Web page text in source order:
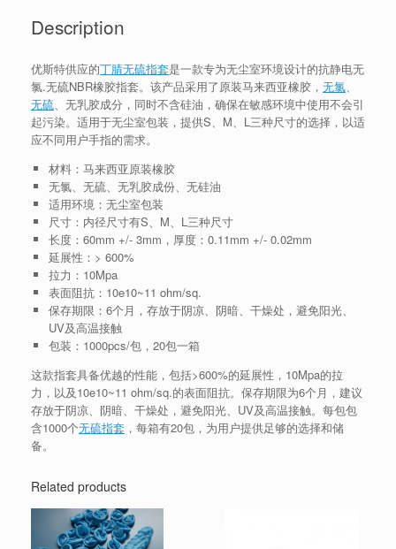
Description
优斯特供应的丁腈无硫指套是一款专为无尘室环境设计的抗静电无
氯.无硫NBR橡胶指套。该产品采用了原装马来西亚橡胶， 无氯、
无硫、无乳胶成分，同时不含硅油，确保在敏感环境中使用不会引
起污染。适用于无尘室包装，提供S、M、L三种尺寸的选择，以适
应不同用户手指的需求。
材料：马来西亚原装橡胶
无氯、无硫、无乳胶成份、无硅油
适用环境：无尘室包装
尺寸：内径尺寸有S、M、L三种尺寸
长度：60mm +/- 3mm，厚度：0.11mm +/- 0.02mm
延展性：> 600%
拉力：10Mpa
表面阻抗：10e10~11 ohm/sq.
保存期限：6个月，存放于阴凉、阴暗、干燥处，避免阳光、
UV及高温接触
包装：1000pcs/包，20包一箱
这款指套具备优越的性能，包括>600%的延展性，10Mpa的拉
力，以及10e10~11 ohm/sq.的表面阻抗。保存期限为6个月，建议
存放于阴凉、阴暗、干燥处，避免阳光、UV及高温接触。每包包
含1000个无硫指套 ，每箱有20包，为用户提供足够的选择和储
备。
Related products